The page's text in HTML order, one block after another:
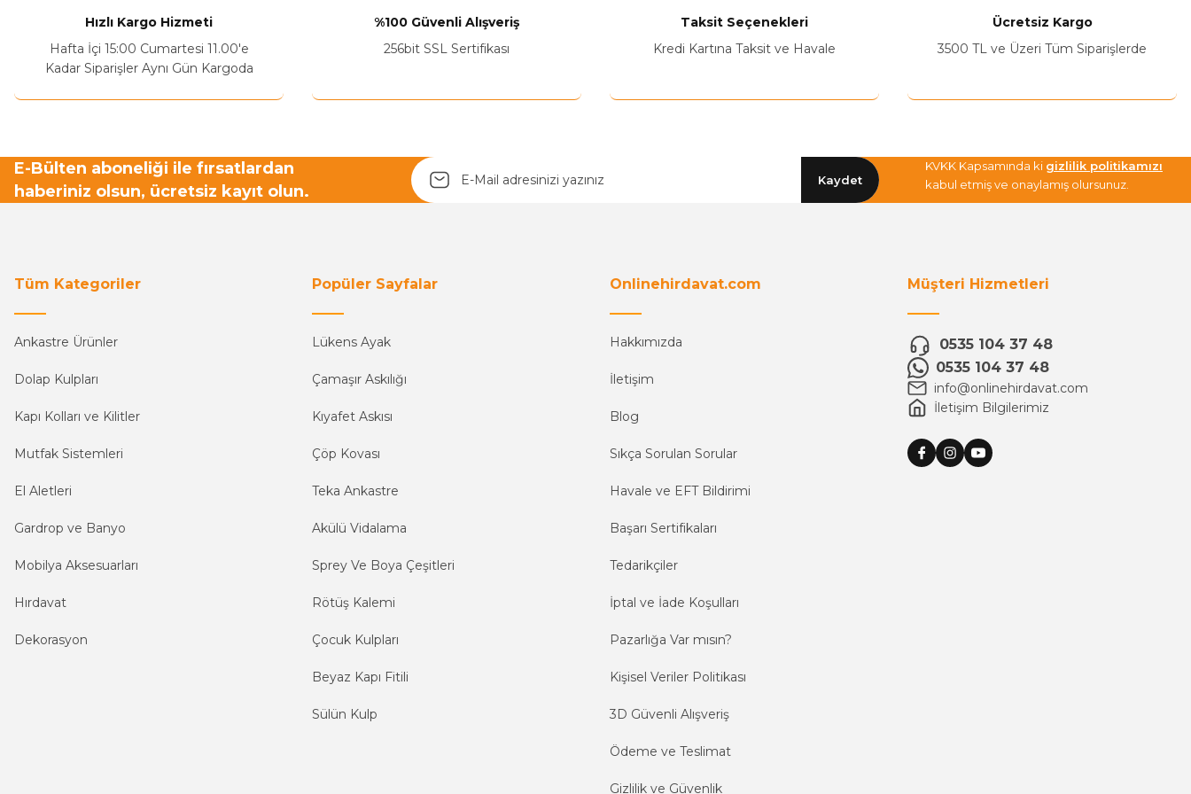
Hızlı Kargo Hizmeti
Hafta İçi 15:00 Cumartesi 11.00'e
Kadar Siparişler Aynı Gün Kargoda
%100 Güvenli Alışveriş
256bit SSL Sertifikası
Taksit Seçenekleri
Kredi Kartına Taksit ve Havale
Ücretsiz Kargo
3500 TL ve Üzeri Tüm Siparişlerde
E-Bülten aboneliği ile fırsatlardan
haberiniz olsun, ücretsiz kayıt olun.
Kaydet
KVKK Kapsamında ki gizlilik politikamızı
kabul etmiş ve onaylamış olursunuz.
Tüm Kategoriler
Ankastre Ürünler
Dolap Kulpları
Kapı Kolları ve Kilitler
Mutfak Sistemleri
El Aletleri
Gardrop ve Banyo
Mobilya Aksesuarları
Hırdavat
Dekorasyon
Popüler Sayfalar
Lükens Ayak
Çamaşır Askılığı
Kıyafet Askısı
Çöp Kovası
Teka Ankastre
Akülü Vidalama
Sprey Ve Boya Çeşitleri
Rötüş Kalemi
Çocuk Kulpları
Beyaz Kapı Fitili
Sülün Kulp
Onlinehirdavat.com
Hakkımızda
İletişim
Blog
Sıkça Sorulan Sorular
Havale ve EFT Bildirimi
Başarı Sertifikaları
Tedarikçiler
İptal ve İade Koşulları
Pazarlığa Var mısın?
Kişisel Veriler Politikası
3D Güvenli Alışveriş
Ödeme ve Teslimat
Gizlilik ve Güvenlik
Müşteri Hizmetleri
0535 104 37 48
0535 104 37 48
info@onlinehirdavat.com
İletişim Bilgilerimiz